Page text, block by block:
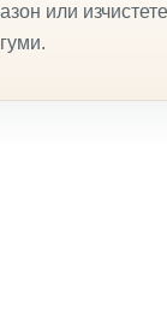
или изчистете